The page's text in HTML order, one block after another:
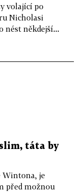
volající po
Nicholasi
nést někdejší...
táta by
Wintona, je
před možnou